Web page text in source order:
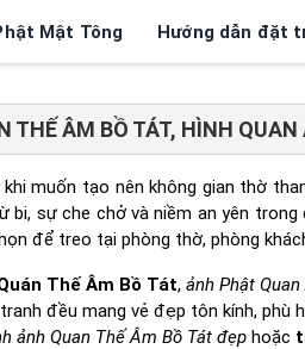
Mật Tông Hướng dẫn đặt
THẾ ÂM BỒ TÁT, HÌNH QUAN
muốn tạo nên không gian thờ
bi, sự che chở và niềm an yên
để treo tại phòng thờ, phòng
Thế Âm Bồ Tát, ảnh Phật
đều mang vẻ đẹp tôn kính, phù
ảnh Quan Thế Âm Bồ Tát đẹphoặc